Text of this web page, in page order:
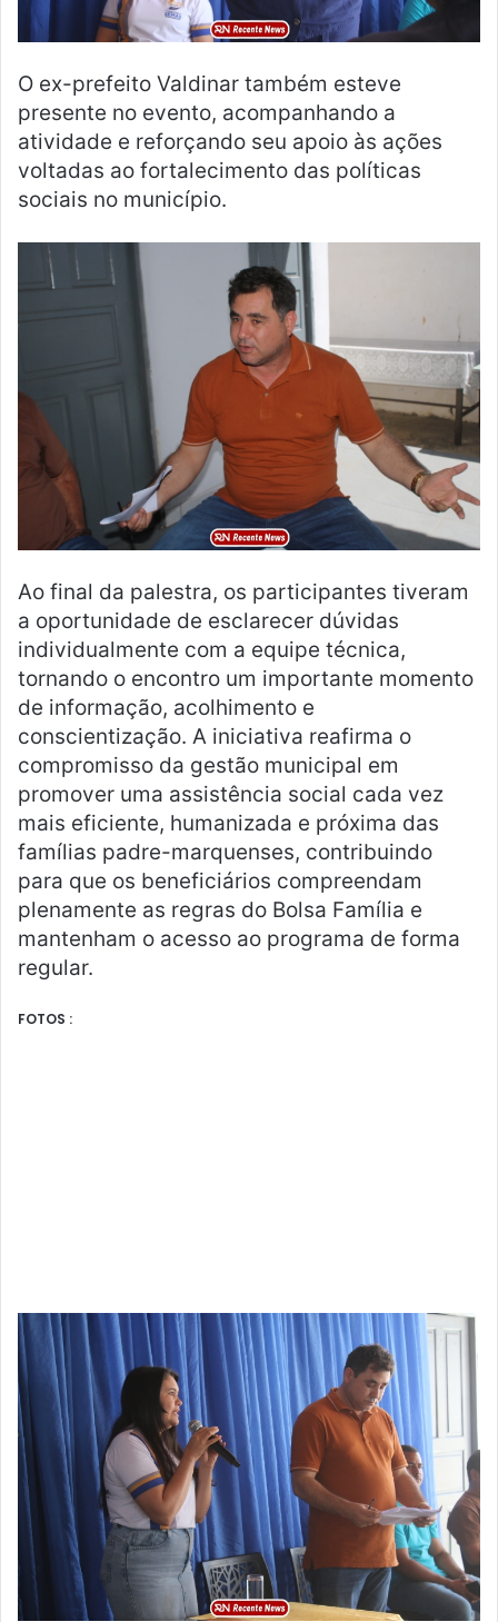
O ex-prefeito Valdinar também esteve
presente no evento, acompanhando a
atividade e reforçando seu apoio às ações
voltadas ao fortalecimento das políticas
sociais no município.
Ao final da palestra, os participantes tiveram
a oportunidade de esclarecer dúvidas
individualmente com a equipe técnica,
tornando o encontro um importante momento
de informação, acolhimento e
conscientização. A iniciativa reafirma o
compromisso da gestão municipal em
promover uma assistência social cada vez
mais eficiente, humanizada e próxima das
famílias padre-marquenses, contribuindo
para que os beneficiários compreendam
plenamente as regras do Bolsa Família e
mantenham o acesso ao programa de forma
regular.
FOTOS :